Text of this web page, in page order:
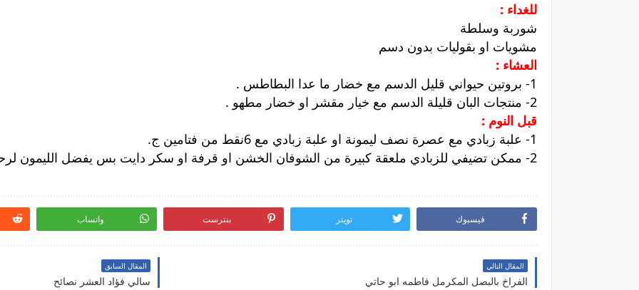
للغداء :
شوربة وسلطة
مشويات او بقوليات بدون دسم
العشاء :
1- بروتين حيواني قليل الدسم مع خضار ما عدا البطاطس .
2- منتجات البان قليلة الدسم مع خيار مقشر او خضار مطهو .
قبل النوم :
1- علبة زبادي مع عصرة نصف ليمونة او علبة زبادي مع 6نقط من فتامين ج.
2- ممكن تضيفي للزبادي ملعقة كبيرة من الشوفان الخشن او قرفة او سكر دايت بس يفضل الليمون لرحة المعه قبل النوم وحرق بشكل صحيح.
فيسبوك تويتر بنترست واتساب
المقال التالي
الفراخ بالبصل المكرمل فاطمه ابو حاتي
المقال السابق
سالي فؤاد العشر نصائح